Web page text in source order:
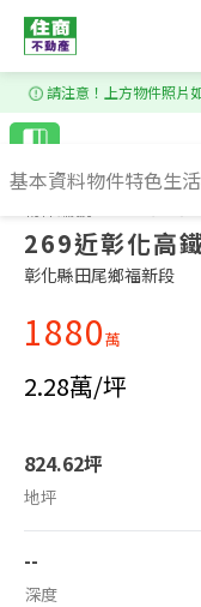
基本資料物件特色生
請注意！上方物件照片
269近彰化高
彰化縣田尾鄉福新段​
1880萬
2.28萬/坪
824.62坪
地坪
--
深度